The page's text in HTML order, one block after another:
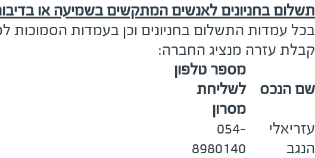
תשלום בחניונים לאנשים המתקשים בשמיעה או
בכל עמדות התשלום בחניונים וכן בעמדות הסמוכות
קבלת עזרה מנציג החברה:
שם הנכס
מספר טלפון
לשליחת
מסרון
עזריאלי
הנגב
054-
8980140